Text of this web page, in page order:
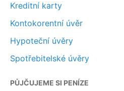
Kreditní karty
Kontokorentní úvěr
Hypoteční úvěry
Spotřebitelské úvěry
PŮJČUJEME SI PENÍZE